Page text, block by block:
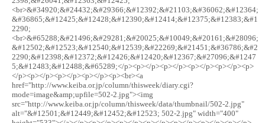
<br>&#34920;&#24432;&#29366;&#12392;&#21103;&#36062;&#12364;
&#36865;&#12425;&#12428;&#12390;&#12414;&#12375;&#12383;&#1
2290;
<br>&#65288;&#21496;&#29281;&#20025;&#10049;&#20161;&#28096;
&#12502;&#12523;&#12540;&#12539;&#22269;&#21451;&#36786;&#2
2290;&#12398;&#12372;&#12426;&#12420;&#12367;&#27096;&#1247
5;&#12483;&#12488;&#65289;</p><p></p><p></p><p></p><p></p><p>
</p><p></p><p></p><p></p><p><br><a
href="http://www.keiba.or.jp/column/thisweek/diary.cgi?
mode=image&amp;upfile=502-2.jpg"><img
src="http://www.keiba.or.jp/column/thisweek/data/thumbnail/502-2.jpg"
alt="&#12501;&#12449;&#12452;&#12523; 502-2.jpg" width="400"